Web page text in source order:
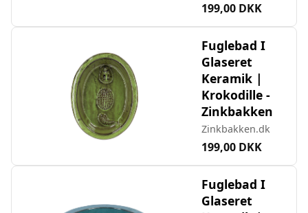
199,00 DKK
Fuglebad I
Glaseret
Keramik |
Krokodille -
Zinkbakken
Zinkbakken.dk
199,00 DKK
Fuglebad I
Glaseret